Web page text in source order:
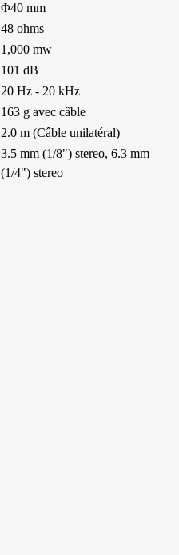
Φ40 mm
48 ohms
1,000 mw
101 dB
20 Hz - 20 kHz
163 g avec câble
2.0 m (Câble unilatéral)
3.5 mm (1/8") stereo, 6.3 mm
(1/4") stereo